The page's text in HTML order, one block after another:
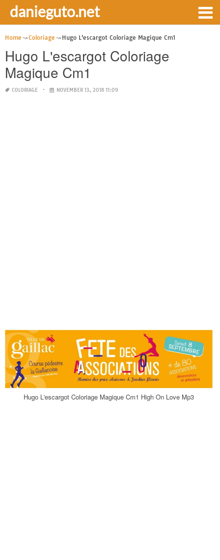
danieguto.net
Home Coloriage Hugo L'escargot Coloriage Magique Cm1
Hugo L'escargot Coloriage
Magique Cm1
COLORIAGE NOVEMBER 13, 2018 11:09
Hugo L'escargot Coloriage Magique Cm1 High On Love Mp3